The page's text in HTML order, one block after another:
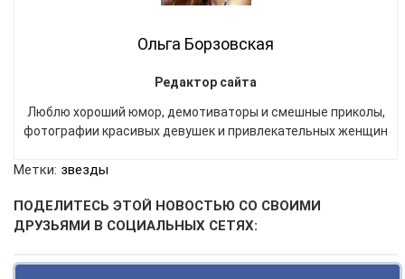
Ольга Борзовская
Редактор сайта
Люблю хороший юмор, демотиваторы и смешные приколы,
фотографии красивых девушек и привлекательных женщин
Метки: звезды
ПОДЕЛИТЕСЬ ЭТОЙ НОВОСТЬЮ СО СВОИМИ
ДРУЗЬЯМИ В СОЦИАЛЬНЫХ СЕТЯХ: